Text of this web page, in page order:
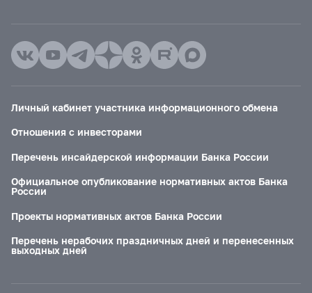
Личный кабинет участника информационного обмена
Отношения с инвесторами
Перечень инсайдерской информации Банка России
Официальное опубликование нормативных актов Банка
России
Проекты нормативных актов Банка России
Перечень нерабочих праздничных дней и перенесенных
выходных дней